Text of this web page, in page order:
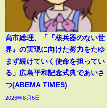
高市総理、「『核兵器のない世
界』の実現に向けた努力をたゆ
まず続けていく使命を担ってい
る」広島平和記念式典であいさ
つ(ABEMA TIMES)
2026年8月6日